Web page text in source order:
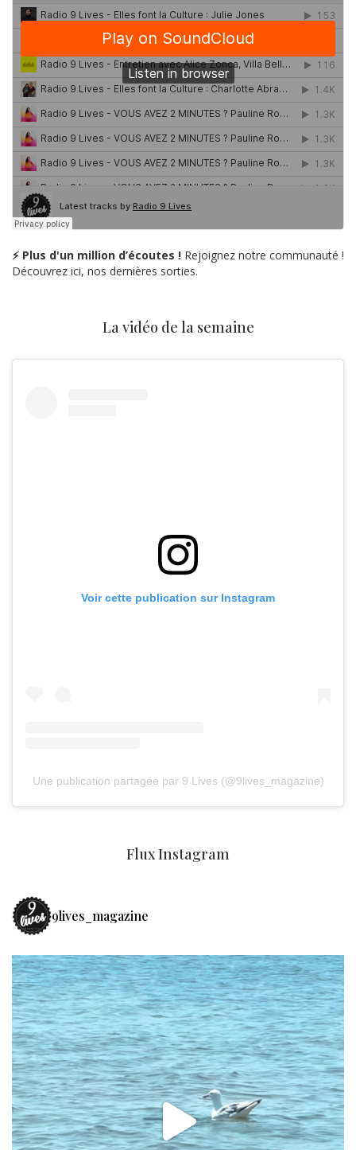
⚡ Plus d'un million d’écoutes ! Rejoignez notre communauté !
Découvrez ici, nos dernières sorties.
La vidéo de la semaine
Voir cette publication sur Instagram
Une publication partagée par 9 Lives (@9lives_magazine)
Flux Instagram
9lives_magazine